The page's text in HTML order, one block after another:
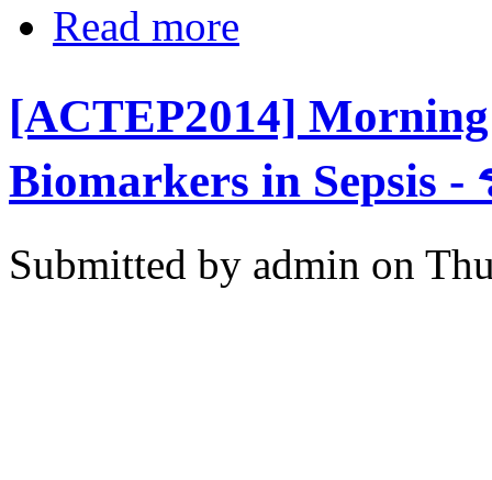
Read more
[ACTEP2014]
Biomarkers in Sepsis
Submitted by admin on